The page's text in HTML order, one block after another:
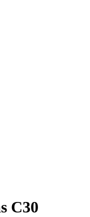
C30